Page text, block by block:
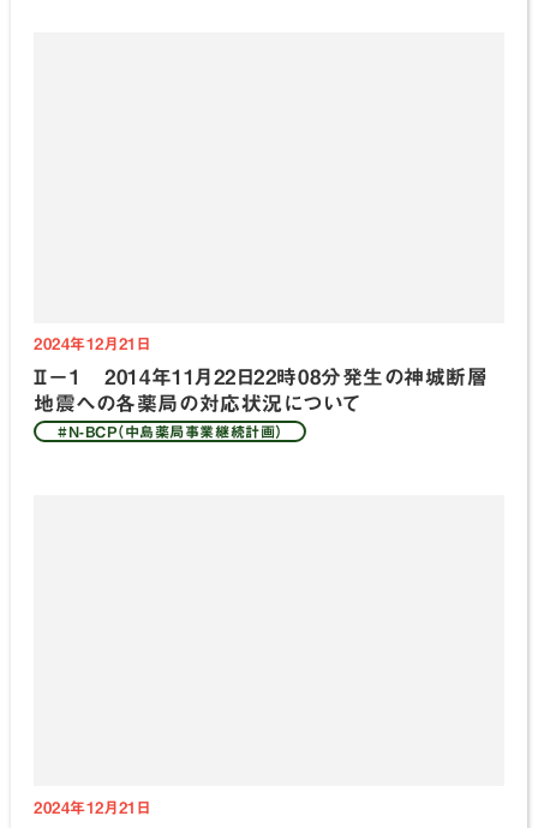
2024年12月21日
Ⅱ－１ 2014年11月22日22時08分発生の神城断層
地震への各薬局の対応状況について
#N-BCP（中島薬局事業継続計画）
2024年12月21日